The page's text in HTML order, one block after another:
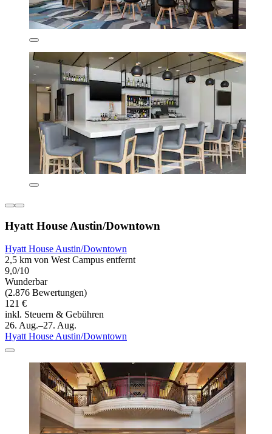
Hyatt House Austin/Downtown
Hyatt House Austin/Downtown
2,5 km von West Campus entfernt
9,0/10
Wunderbar
(2.876 Bewertungen)
121 €
inkl. Steuern & Gebühren
26. Aug.–27. Aug.
Hyatt House Austin/Downtown